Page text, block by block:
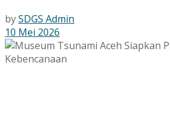
bySDGS Admin
10 Mei 2026